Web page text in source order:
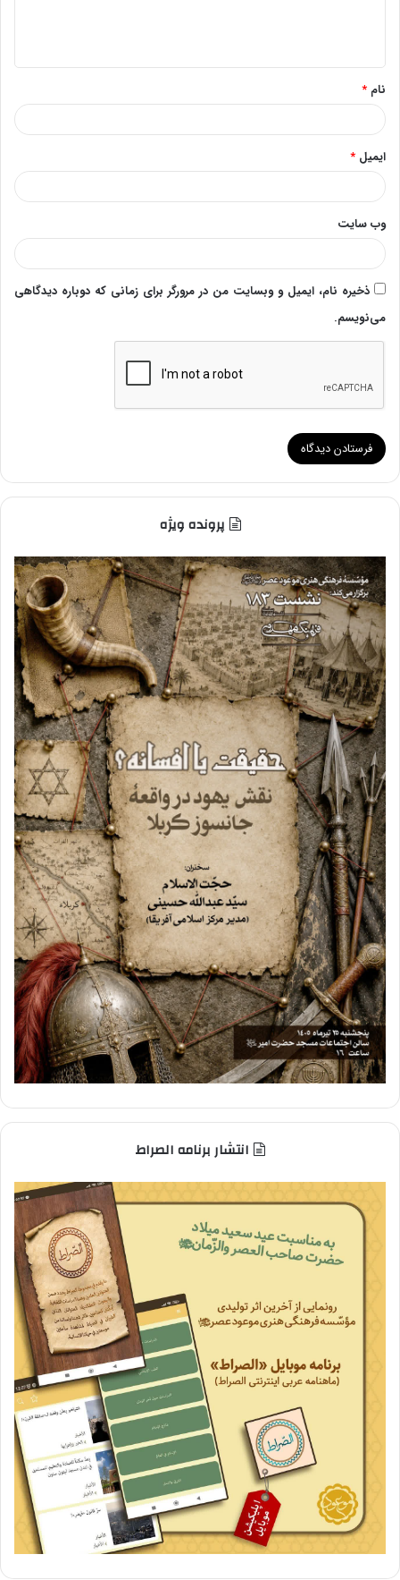
*
نام *
ایمیل *
وب‌ سایت
ذخیره نام، ایمیل و وبسایت من در مرورگر برای زمانی که دوباره دیدگاهی
می‌نویسم.
پرونده ویژه
انتشار برنامه الصراط